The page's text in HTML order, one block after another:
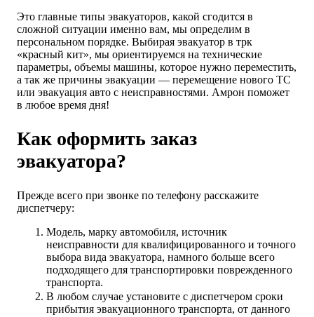
Это главные типы эвакуаторов, какой сгодится в
сложной ситуации именно вам, мы определим в
персональном порядке. Выбирая эвакуатор в трк
«красный кит», мы ориентируемся на технические
параметры, объемы машины, которое нужно переместить,
а так же причины эвакуации — перемещение нового ТС
или эвакуация авто с неисправностями. Амрон поможет
в любое время дня!
Как оформить заказ
эвакуатора?
Прежде всего при звонке по телефону расскажите
диспетчеру:
Модель, марку автомобиля, источник
неисправности для квалифицированного и точного
выбора вида эвакуатора, намного больше всего
подходящего для транспортировки поврежденного
транспорта.
В любом случае установите с диспетчером сроки
прибытия эвакуационного транспорта, от данного